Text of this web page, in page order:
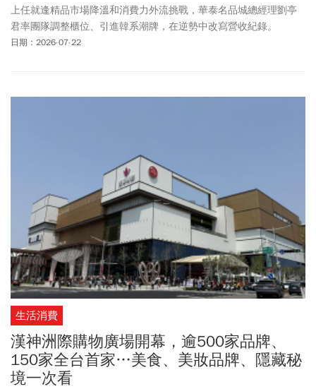
上任就逢精品市場降溫和消費力外流挑戰，華泰名品城總經理劉亭
君率團隊調整櫃位、引進韓系潮牌，在逆勢中改寫營收紀錄。
日期：2026-07-22
生活消費
漢神洲際購物廣場開幕，逾500家品牌、
150家全台首家…美食、美妝品牌、隱藏秘
境一次看